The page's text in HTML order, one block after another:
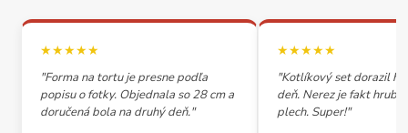
★★★★★
"Forma na tortu je presne podľa
popisu o fotky. Objednala so 28 cm a
doručená bola na druhý deň."
★★★★★
"Kotlíkový set dorazil
deň. Nerez je fakt
plech. Super!"